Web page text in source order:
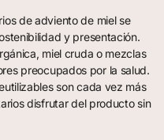
de adviento de miel se
y presentación.
miel cruda o mezclas
preocupados por la salud.
son cada vez más
disfrutar del producto sin